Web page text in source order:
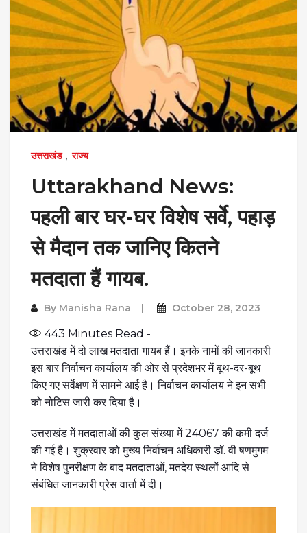
उत्तराखंड, राज्य
Uttarakhand News:
पहली बार घर-घर विशेष सर्वे, पहाड़
से मैदान तक जानिए कितने
मतदाता हैं गायब.
By Manisha Rana October 28, 2023
443 Minutes Read -
उत्तराखंड में दो लाख मतदातागायब हैं। इनके नामों की जानकारी
इस बार निर्वाचन कार्यालय की ओर से प्रदेशभर में बूथ-दर-बूथ
किए गए सर्वेक्षण में सामने आई है। निर्वाचन कार्यालय ने इन सभी
को नोटिस जारी कर दिया है।
उत्तराखंड में मतदाताओं की कुल संख्या में 24067 की कमी दर्ज
की गई है। शुक्रवार को मुख्य निर्वाचन अधिकारी डॉ. वी षणमुगम
ने विशेष पुनरीक्षण के बाद मतदाताओं, मतदेय स्थलों आदि से
संबंधित जानकारी प्रेस वार्ता में दी।